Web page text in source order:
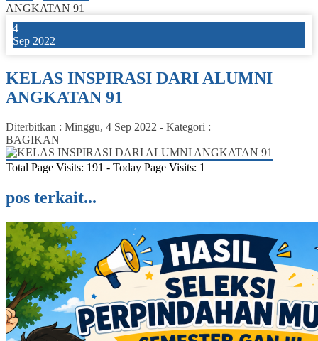
ANGKATAN 91
4
Sep 2022
KELAS INSPIRASI DARI ALUMNI
ANGKATAN 91
Diterbitkan : Minggu, 4 Sep 2022 - Kategori :
BAGIKAN
Total Page Visits: 191 - Today Page Visits: 1
pos terkait...